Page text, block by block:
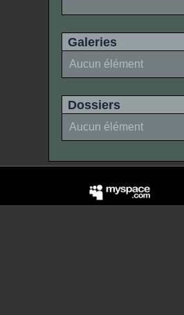
Galeries
Aucun élément
Dossiers
Aucun élément